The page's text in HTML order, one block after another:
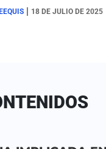
| 18 DE JULIO DE 2025